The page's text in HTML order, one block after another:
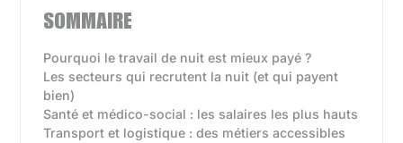
SOMMAIRE
Pourquoi le travail de nuit est mieux payé ?
Les secteurs qui recrutent la nuit (et qui payent
bien)
Santé et médico-social : les salaires les plus hauts
Transport et logistique : des métiers accessibles